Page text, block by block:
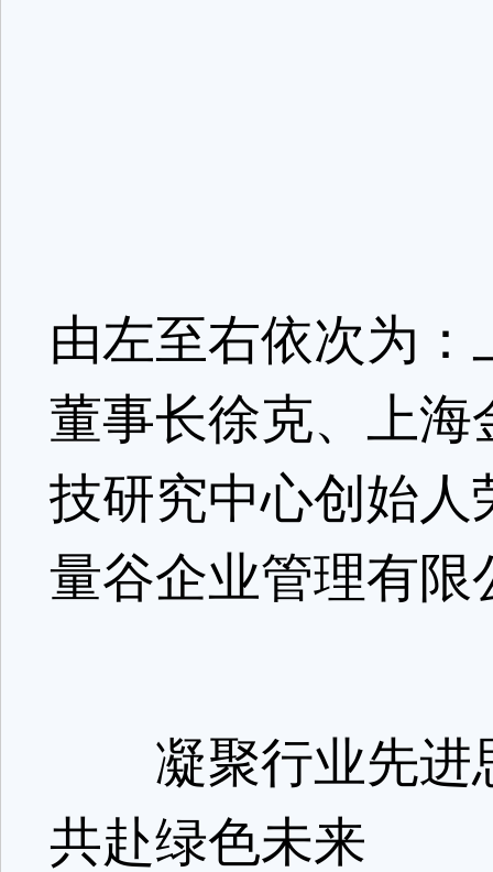
由左至右依次为
董事长徐克、上
技研究中心创始
量谷企业管理有
凝聚行业先进
共赴绿色未来